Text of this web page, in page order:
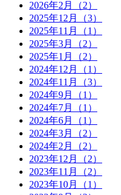
2026年2月（2）
2025年12月（3）
2025年11月（1）
2025年3月（2）
2025年1月（2）
2024年12月（1）
2024年11月（3）
2024年9月（1）
2024年7月（1）
2024年6月（1）
2024年3月（2）
2024年2月（2）
2023年12月（2）
2023年11月（2）
2023年10月（1）